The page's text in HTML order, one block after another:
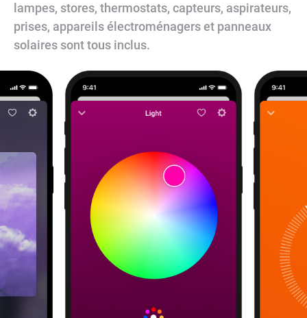
lampes, stores, thermostats, capteurs, aspirateurs,
prises, appareils électroménagers et panneaux
solaires sont tous inclus.